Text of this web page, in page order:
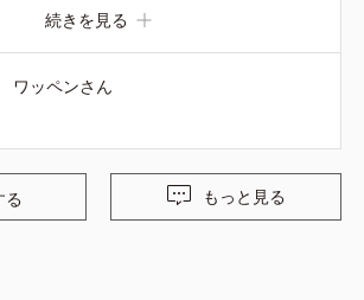
続きを見る
ワッペンさん
る もっと見る